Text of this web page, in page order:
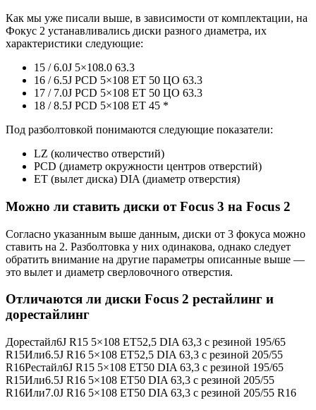
Как мы уже писали выше, в зависимости от комплектации, на
Фокус 2 устанавливались диски разного диаметра, их
характеристики следующие:
15 / 6.0J 5×108.0 63.3
16 / 6.5J PCD 5×108 ET 50 ЦО 63.3
17 / 7.0J PCD 5×108 ET 50 ЦО 63.3
18 / 8.5J PCD 5×108 ET 45 *
Под разболтовкой понимаются следующие показатели:
LZ (количество отверстий)
PCD (диаметр окружности центров отверстий)
ET (вылет диска) DIA (диаметр отверстия)
Можно ли ставить диски от Focus 3 на Focus 2
Согласно указанным выше данным, диски от 3 фокуса можно
ставить на 2. Разболтовка у них одинакова, однако следует
обратить внимание на другие параметры описанные выше —
это вылет и диаметр сверловочного отверстия.
Отличаются ли диски Focus 2 рестайлинг и
дорестайлинг
Дорестайл6J R15 5×108 ET52,5 DIA 63,3 с резиной 195/65
R15Или6.5J R16 5×108 ET52,5 DIA 63,3 с резиной 205/55
R16Рестайл6J R15 5×108 ET50 DIA 63,3 с резиной 195/65
R15Или6.5J R16 5×108 ET50 DIA 63,3 с резиной 205/55
R16Или7.0J R16 5×108 ET50 DIA 63,3 с резиной 205/55 R16